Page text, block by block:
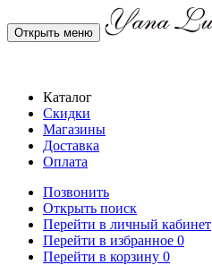
Открыть меню
Каталог
Скидки
Магазины
Доставка
Оплата
Позвонить
Открыть поиск
Перейти в личный кабинет
Перейти в избранное 0
Перейти в корзину 0